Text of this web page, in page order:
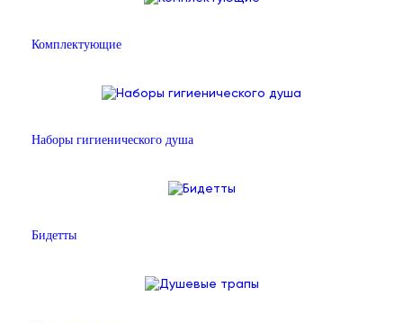
Комплектующие
Наборы гигиенического душа
Бидетты